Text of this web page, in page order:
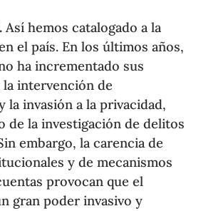
Así hemos catalogado a la
el país. En los últimos años,
ha incrementado sus
la intervención de
la invasión a la privacidad,
de la investigación de delitos
embargo, la carencia de
y de mecanismos
provocan que el
gran poder invasivo y